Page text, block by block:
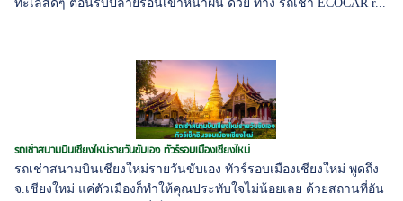
ทะเลสดๆ ต้อนรับปลายร้อนเข้าหน้าฝน ด้วย ทาง รถเช่า ECOCAR r...
รถเช่าสนามบินเชียงใหม่รายวันขับเอง ทัวร์รอบเมืองเชียงใหม่
รถเช่าสนามบินเชียงใหม่รายวันขับเอง ทัวร์รอบเมืองเชียงใหม่ พูดถึง
จ.เชียงใหม่ แค่ตัวเมืองก็ทำให้คุณประทับใจไม่น้อยเลย ด้วยสถานที่อัน